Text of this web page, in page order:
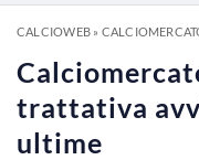
CALCIOWEB»
trattativa
ultime